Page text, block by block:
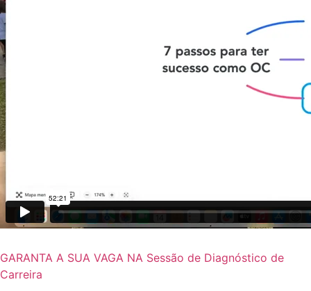
GARANTA A SUA VAGA NA Sessão de Diagnóstico de
Carreira